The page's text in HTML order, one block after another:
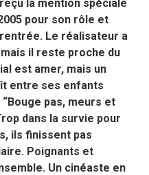
la mention spéciale
pour son rôle et
Le réalisateur a
il reste proche du
est amer, mais un
entre ses enfants
pas, meurs et
dans la survie pour
ils finissent pas
Poignants et
Un cinéaste en